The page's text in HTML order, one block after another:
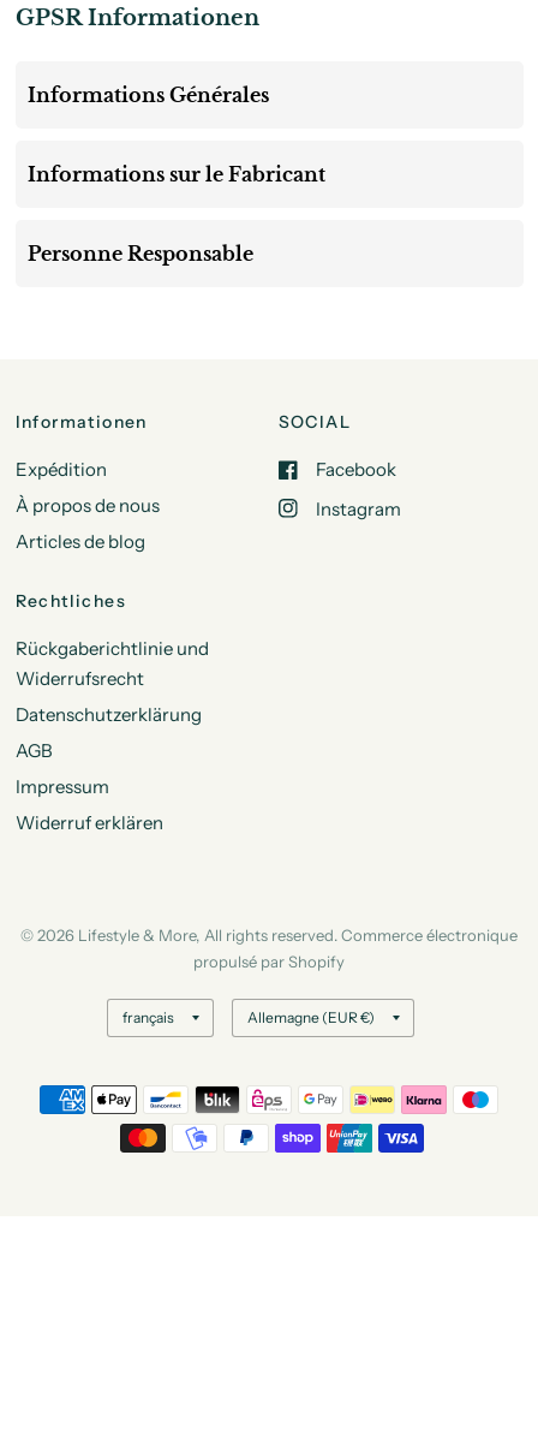
GPSR Informationen
Informations Générales
Informations sur le Fabricant
Personne Responsable
Informationen
Expédition
À propos de nous
Articles de blog
SOCIAL
Facebook
Instagram
Rechtliches
Rückgaberichtlinie und
Widerrufsrecht
Datenschutzerklärung
AGB
Impressum
Widerruf erklären
© 2026 Lifestyle & More, All rights reserved. Commerce électronique
propulsé par Shopify
Mettre
à
le
pays/la
région
Mettre
à
le
pays/la
région